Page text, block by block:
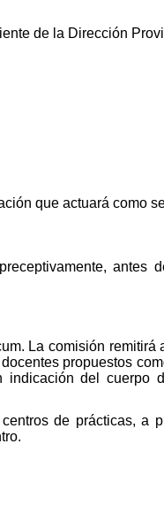
de la Dirección
que actuará como
antes
La comisión remitirá
propuestos
del cuerpo
de prácticas, a